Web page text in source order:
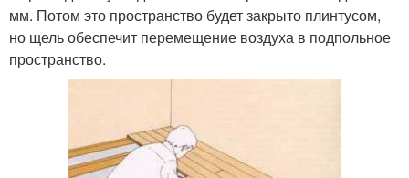
мм. Потом это пространство будет закрыто плинтусом,
но щель обеспечит перемещение воздуха в подпольное
пространство.